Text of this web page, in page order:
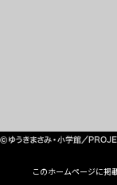
このホームページに掲